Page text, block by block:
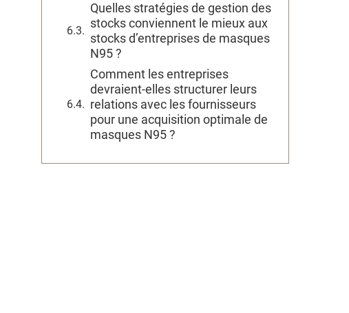
Quelles stratégies de gestion des
stocks conviennent le mieux aux
stocks d’entreprises de masques
N95 ?
Comment les entreprises
devraient-elles structurer leurs
relations avec les fournisseurs
pour une acquisition optimale de
masques N95 ?